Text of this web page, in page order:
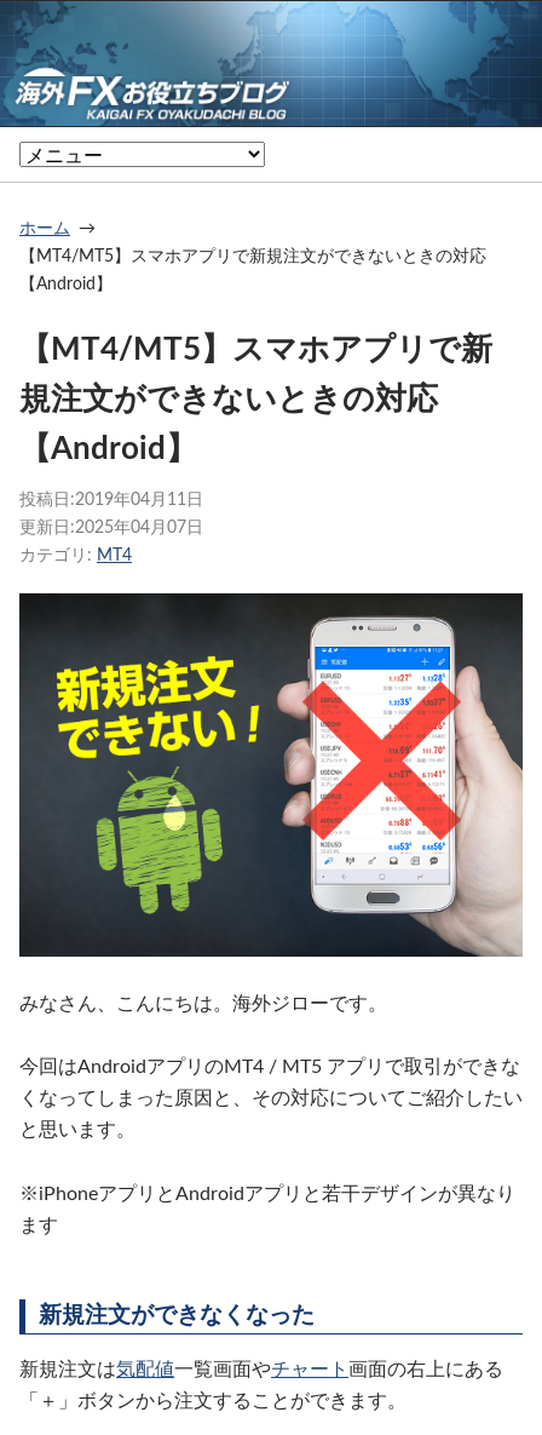
ホーム
【MT4/MT5】スマホアプリで新規注文ができないときの対応
【Android】
【MT4/MT5】スマホアプリで新
規注文ができないときの対応
【Android】
投稿日:2019年04月11日
更新日:2025年04月07日
カテゴリ: MT4
みなさん、こんにちは。海外ジローです。
今回はAndroidアプリのMT4 / MT5 アプリで取引ができな
くなってしまった原因と、その対応についてご紹介したい
と思います。
※iPhoneアプリとAndroidアプリと若干デザインが異なり
ます
新規注文ができなくなった
新規注文は気配値一覧画面やチャート 画面の右上にある
「＋」ボタンから注文することができます。